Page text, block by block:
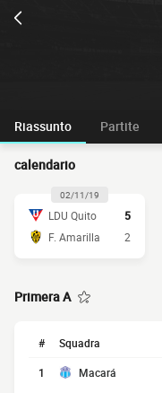
Riassunto Partite
calendario
02/11/19
LDU Quito
5
F. Amarilla
2
Primera A
# Squadra
1 Macará